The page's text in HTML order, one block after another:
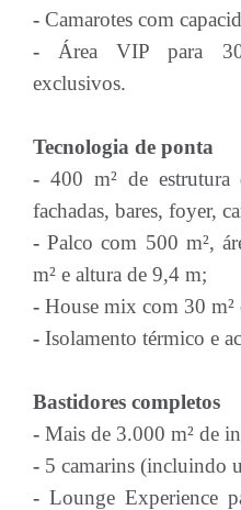
- Camarotes com
- Área VIP para
exclusivos.
Tecnologia de ponta
- 400 m² de
fachadas, bares, foyer,
- Palco com 500 m²,
m² e altura de 9,4 m;
- House mix com 30 m²
- Isolamento térmico e
Bastidores completos
- Mais de 3.000 m² de
- 5 camarins (incluindo
- Lounge Experience